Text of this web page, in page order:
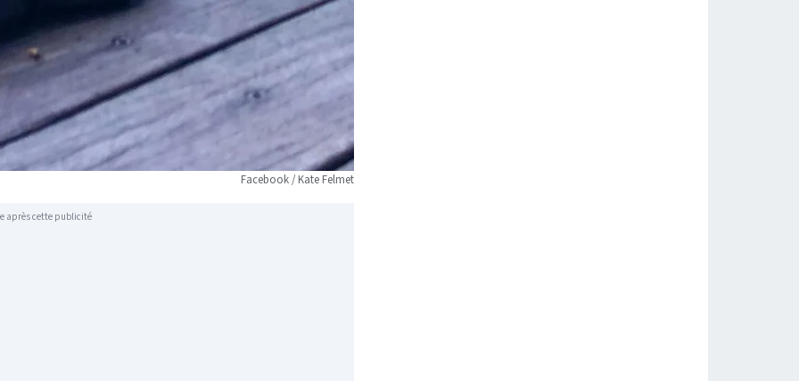
Facebook / Kate Felmet
après cette publicité